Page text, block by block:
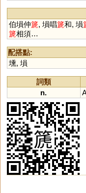
伯塤仲篪, 塤唱篪和, 塤
篪相須…
配搭點:
壎, 塤
詞類
n.
A